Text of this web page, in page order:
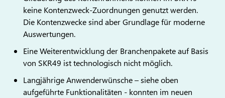
keine Kontenzweck-Zuordnungen genutzt werden.
Die Kontenzwecke sind aber Grundlage für moderne
Auswertungen.
Eine Weiterentwicklung der Branchenpakete auf Basis
von SKR49 ist technologisch nicht möglich.
Langjährige Anwenderwünsche – siehe oben
aufgeführte Funktionalitäten - konnten im neuen